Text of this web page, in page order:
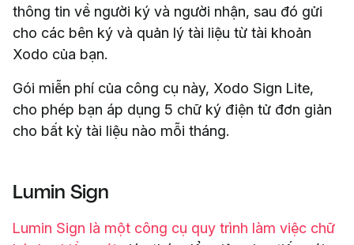
thông tin về người ký và người nhận, sau đó gửi
cho các bên ký và quản lý tài liệu từ tài khoản
Xodo của bạn.
Gói miễn phí của công cụ này, Xodo Sign Lite,
cho phép bạn áp dụng 5 chữ ký điện tử đơn giản
cho bất kỳ tài liệu nào mỗi tháng.
Lumin Sign
Lumin Sign là một công cụ quy trình làm việc chữ